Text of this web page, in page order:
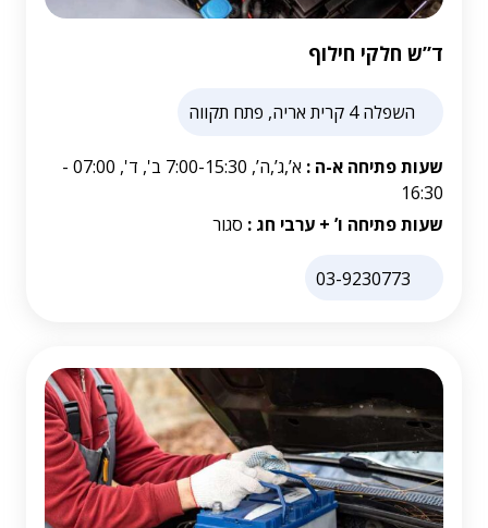
ד”ש חלקי חילוף
השפלה 4 קרית אריה, פתח תקווה
שעות פתיחה א-ה :
א’,ג’,ה’, 7:00-15:30 ב', ד', 07:00 -
16:30
שעות פתיחה ו’ + ערבי חג : סגור
03-9230773